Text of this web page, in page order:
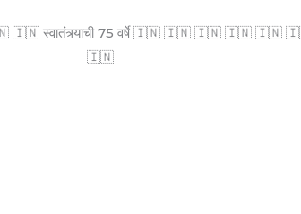
75 वर्षे 🇮🇳 🇮🇳 🇮🇳 🇮🇳 🇮🇳 🇮🇳
🇮🇳